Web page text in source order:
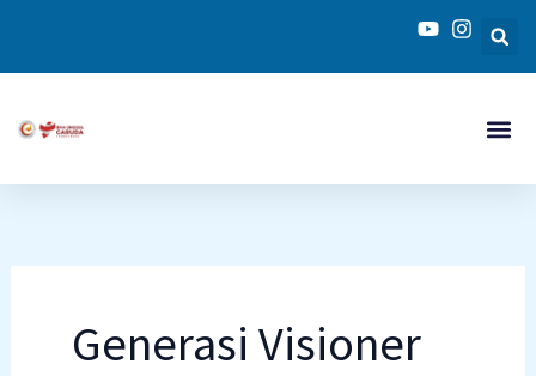
Generasi Visioner